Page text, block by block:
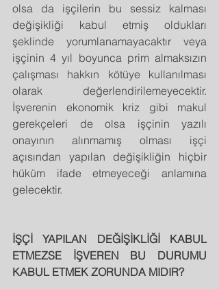
olsa da işçilerin bu sessiz kalması
değişikliği kabul etmiş oldukları
şeklinde yorumlanamayacaktır veya
işçinin 4 yıl boyunca prim almaksızın
çalışması hakkın kötüye kullanılması
olarak değerlendirilemeyecektir.
İşverenin ekonomik kriz gibi makul
gerekçeleri de olsa işçinin yazılı
onayının alınmamış olması işçi
açısından yapılan değişikliğin hiçbir
hüküm ifade etmeyeceği anlamına
gelecektir.
İŞÇİ YAPILAN DEĞİŞİKLİĞİ KABUL
ETMEZSE İŞVEREN BU DURUMU
KABUL ETMEK ZORUNDA MIDIR?